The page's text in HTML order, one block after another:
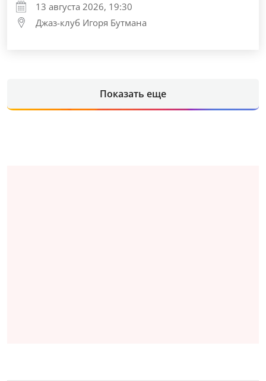
13 августа 2026, 19:30
Джаз-клуб Игоря Бутмана
Показать еще